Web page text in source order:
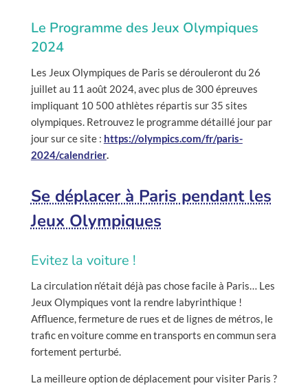
Le Programme des Jeux Olympiques
2024
Les Jeux Olympiques de Paris se dérouleront du 26
juillet au 11 août 2024, avec plus de 300 épreuves
impliquant 10 500 athlètes répartis sur 35 sites
olympiques. Retrouvez le programme détaillé jour par
jour sur ce site : https://olympics.com/fr/paris-
2024/calendrier.
Se déplacer à Paris pendant les
Jeux Olympiques
Evitez la voiture !
La circulation n’était déjà pas chose facile à Paris… Les
Jeux Olympiques vont la rendre labyrinthique !
Affluence, fermeture de rues et de lignes de métros, le
trafic en voiture comme en transports en commun sera
fortement perturbé.
La meilleure option de déplacement pour visiter Paris ?